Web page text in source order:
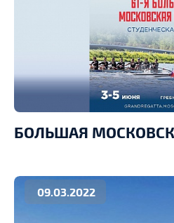
БОЛЬШАЯ
09.03.2022